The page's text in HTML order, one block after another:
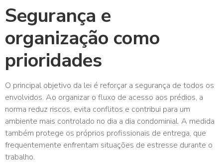
Segurança e
organização como
prioridades
O principal objetivo da lei é reforçar a segurança de todos os
envolvidos. Ao organizar o fluxo de acesso aos prédios, a
norma reduz riscos, evita conflitos e contribui para um
ambiente mais controlado no dia a dia condominial. A medida
também protege os próprios profissionais de entrega, que
frequentemente enfrentam situações de estresse durante o
trabalho.